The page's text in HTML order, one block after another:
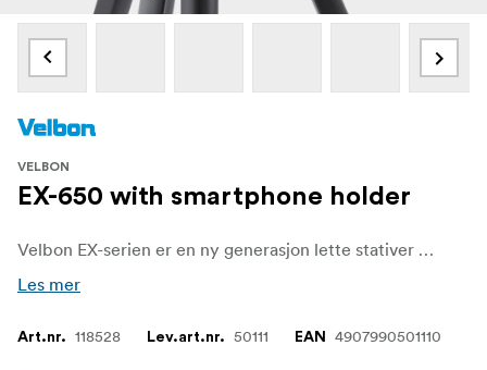
VELBON
EX-650 with smartphone holder
Velbon EX-serien er en ny generasjon lette stativer med en fleksibel design som passer både nybegynnere og avanserte fotografer. Stativet er perfekt for deg som bruker et mindre kamera eller en smarttelefon.
Les mer
Art.nr. 118528 Lev.art.nr. 50111 EAN 4907990501110